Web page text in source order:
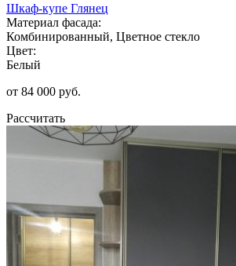
Шкаф-купе Глянец
Материал фасада:
Комбинированный, Цветное стекло
Цвет:
Белый
от 84 000 руб.
Рассчитать